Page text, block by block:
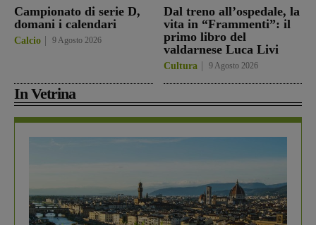
Campionato di serie D,
domani i calendari
Calcio 9 Agosto 2026
Dal treno all’ospedale, la
vita in “Frammenti”: il
primo libro del
valdarnese Luca Livi
Cultura 9 Agosto 2026
In Vetrina